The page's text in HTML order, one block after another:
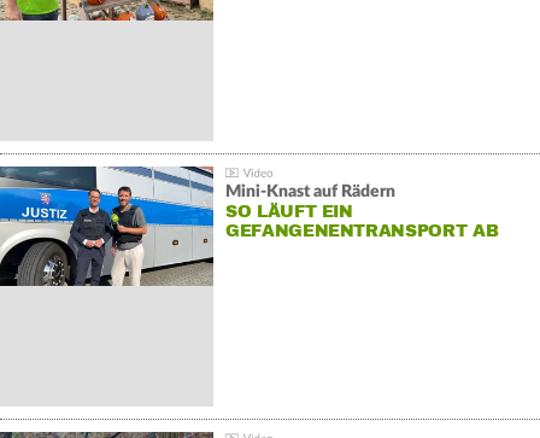
Mini-Knast auf Rädern
SO LÄUFT EIN
GEFANGENENTRANSPORT AB